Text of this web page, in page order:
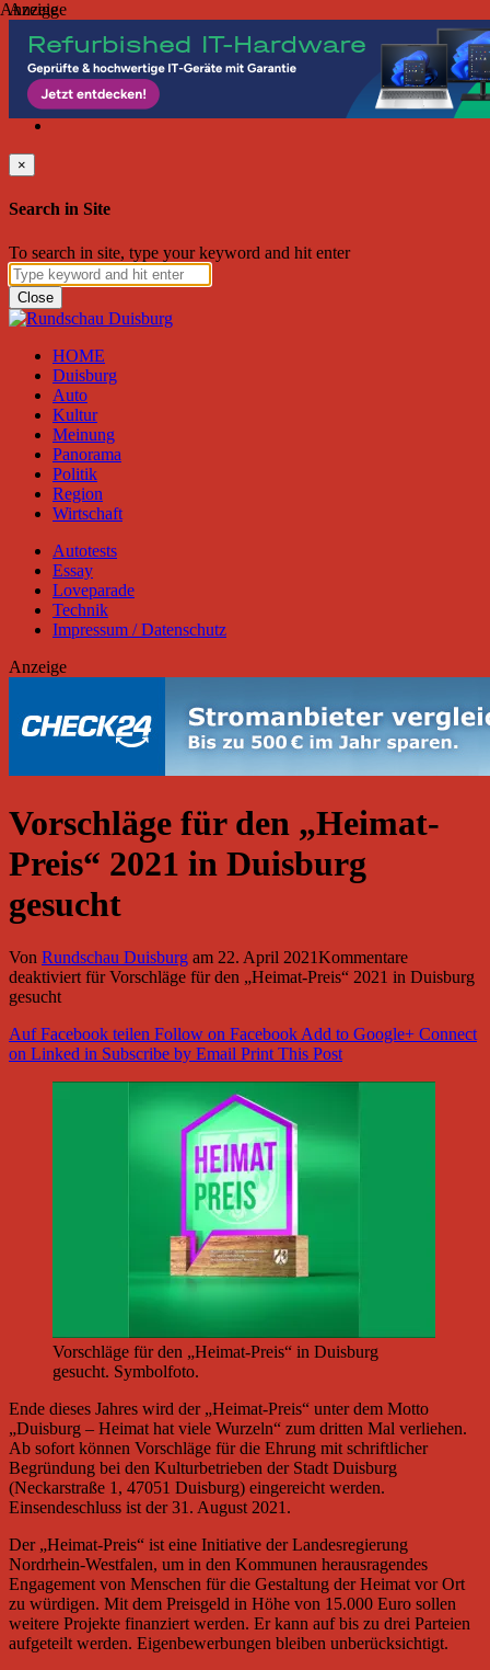
Freitag, August 07, 2026
Friend on Facebook
Subscribe to RSS
Search
×
Search in Site
To search in site, type your keyword and hit enter
Close
HOME
Duisburg
Auto
Kultur
Meinung
Panorama
Politik
Region
Wirtschaft
Autotests
Essay
Loveparade
Technik
Impressum / Datenschutz
Anzeige
Vorschläge für den „Heimat-
Preis“ 2021 in Duisburg
gesucht
Von Rundschau Duisburg am 22. April 2021Kommentare
deaktiviertfür Vorschläge für den „Heimat-Preis“ 2021 in Duisburg
gesucht
Auf Facebook teilen Follow on FacebookAdd to Google+ Connect
on Linked in Subscribe by Email Print This Post
Vorschläge für den „Heimat-Preis“ in Duisburg
gesucht. Symbolfoto.
Ende dieses Jahres wird der „Heimat-Preis“ unter dem Motto
„Duisburg – Heimat hat viele Wurzeln“ zum dritten Mal verliehen.
Ab sofort können Vorschläge für die Ehrung mit schriftlicher
Begründung bei den Kulturbetrieben der Stadt Duisburg
(Neckarstraße 1, 47051 Duisburg) eingereicht werden.
Einsendeschluss ist der 31. August 2021.
Der „Heimat-Preis“ ist eine Initiative der Landesregierung
Nordrhein-Westfalen, um in den Kommunen herausragendes
Engagement von Menschen für die Gestaltung der Heimat vor Ort
zu würdigen. Mit dem Preisgeld in Höhe von 15.000 Euro sollen
weitere Projekte finanziert werden. Er kann auf bis zu drei Parteien
aufgeteilt werden. Eigenbewerbungen bleiben unberücksichtigt.
Anzeige
Anzeige